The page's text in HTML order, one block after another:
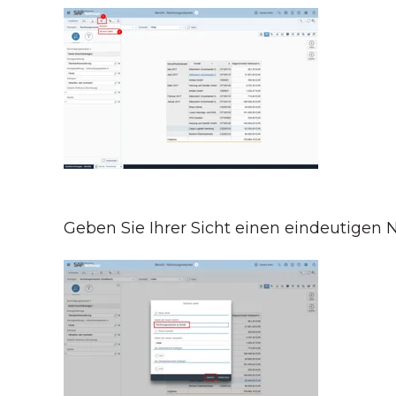
Geben Sie Ihrer Sicht einen eindeutigen